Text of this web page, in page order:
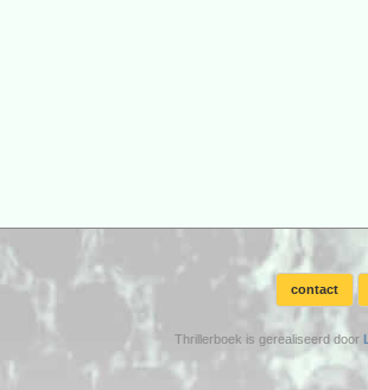
contact
Thrillerboek is gerealiseerd door